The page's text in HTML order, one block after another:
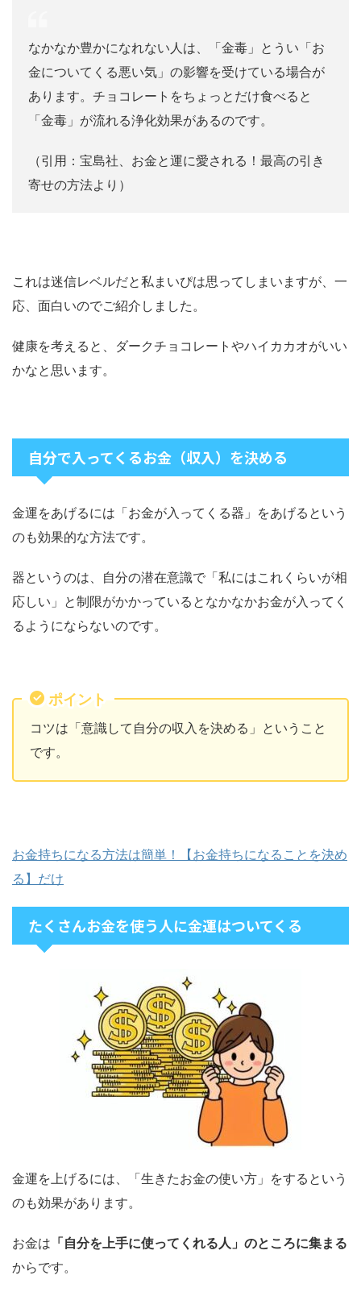
なかなか豊かになれない人は、「金毒」とうい「お
金についてくる悪い気」の影響を受けている場合が
あります。チョコレートをちょっとだけ食べると
「金毒」が流れる浄化効果があるのです。
（引用：宝島社、お金と運に愛される！最高の引き
寄せの方法より）
これは迷信レベルだと私まいぴは思ってしまいますが、一
応、面白いのでご紹介しました。
健康を考えると、ダークチョコレートやハイカカオがいい
かなと思います。
自分で入ってくるお金（収入）を決める
金運をあげるには「お金が入ってくる器」をあげるという
のも効果的な方法です。
器というのは、自分の潜在意識で「私にはこれくらいが相
応しい」と制限がかかっているとなかなかお金が入ってく
るようにならないのです。
ポイント
コツは「意識して自分の収入を決める」ということ
です。
お金持ちになる方法は簡単！【お金持ちになることを決め
る】だけ
たくさんお金を使う人に金運はついてくる
金運を上げるには、「生きたお金の使い方」をするという
のも効果があります。
お金は 「自分を上手に使ってくれる人」のところに集まる
からです。